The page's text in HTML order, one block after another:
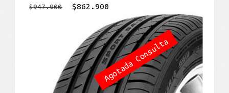
$947.900
El
original
era:
$947.900.
$862.900
precio
actual
es:
$862.900.
Agotada Consulta